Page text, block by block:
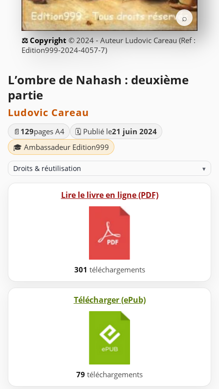
⌕
© 2024 - Auteur Ludovic Careau (Ref :
Edition999-2024-4057-7)
L’ombre de Nahash : deuxième
partie
Ludovic Careau
📄 129pages A4 🗓️ Publié le21 juin 2024
🎓 Ambassadeur Edition999
Droits & réutilisation ▾
Lire le livre en ligne (PDF)
301 téléchargements
Télécharger (ePub)
79 téléchargements